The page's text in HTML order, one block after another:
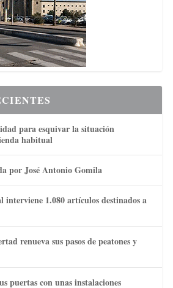
para esquivar la situación
habitual
por José Antonio Gomila
interviene 1.080 artículos destinados a
renueva sus pasos de peatones y
puertas con unas instalaciones